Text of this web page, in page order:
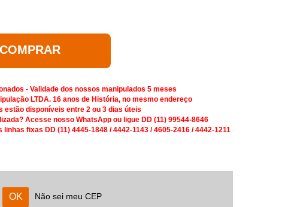
COMPRAR
- Validade dos nossos manipulados 5 meses
LTDA. 16 anos de História, no mesmo endereço
estão disponíveis entre 2 ou 3 dias úteis
Acesse nosso WhatsApp ou ligue DD (11) 99544-8646
fixas DD (11) 4445-1848 / 4442-1143 / 4605-2416 / 4442-1211
Não sei meu CEP